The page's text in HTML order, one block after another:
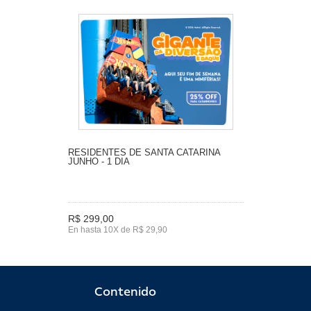
RESIDENTES DE SANTA CATARINA
JUNHO - 1 DIA
R$ 299,00
En hasta 10X de R$ 29,90
Contenido